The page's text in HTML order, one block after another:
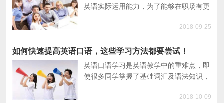
英语实际运用能力，为了能够在职场有更
2018-09-25
如何快速提高英语口语，这些学习方法都要尝试！
英语口语学习是英语教学中的重难点，即
使很多同学掌握了基础词汇及语法知识，
本要求，这种情况便让很多同学的口语学
2018-10-09